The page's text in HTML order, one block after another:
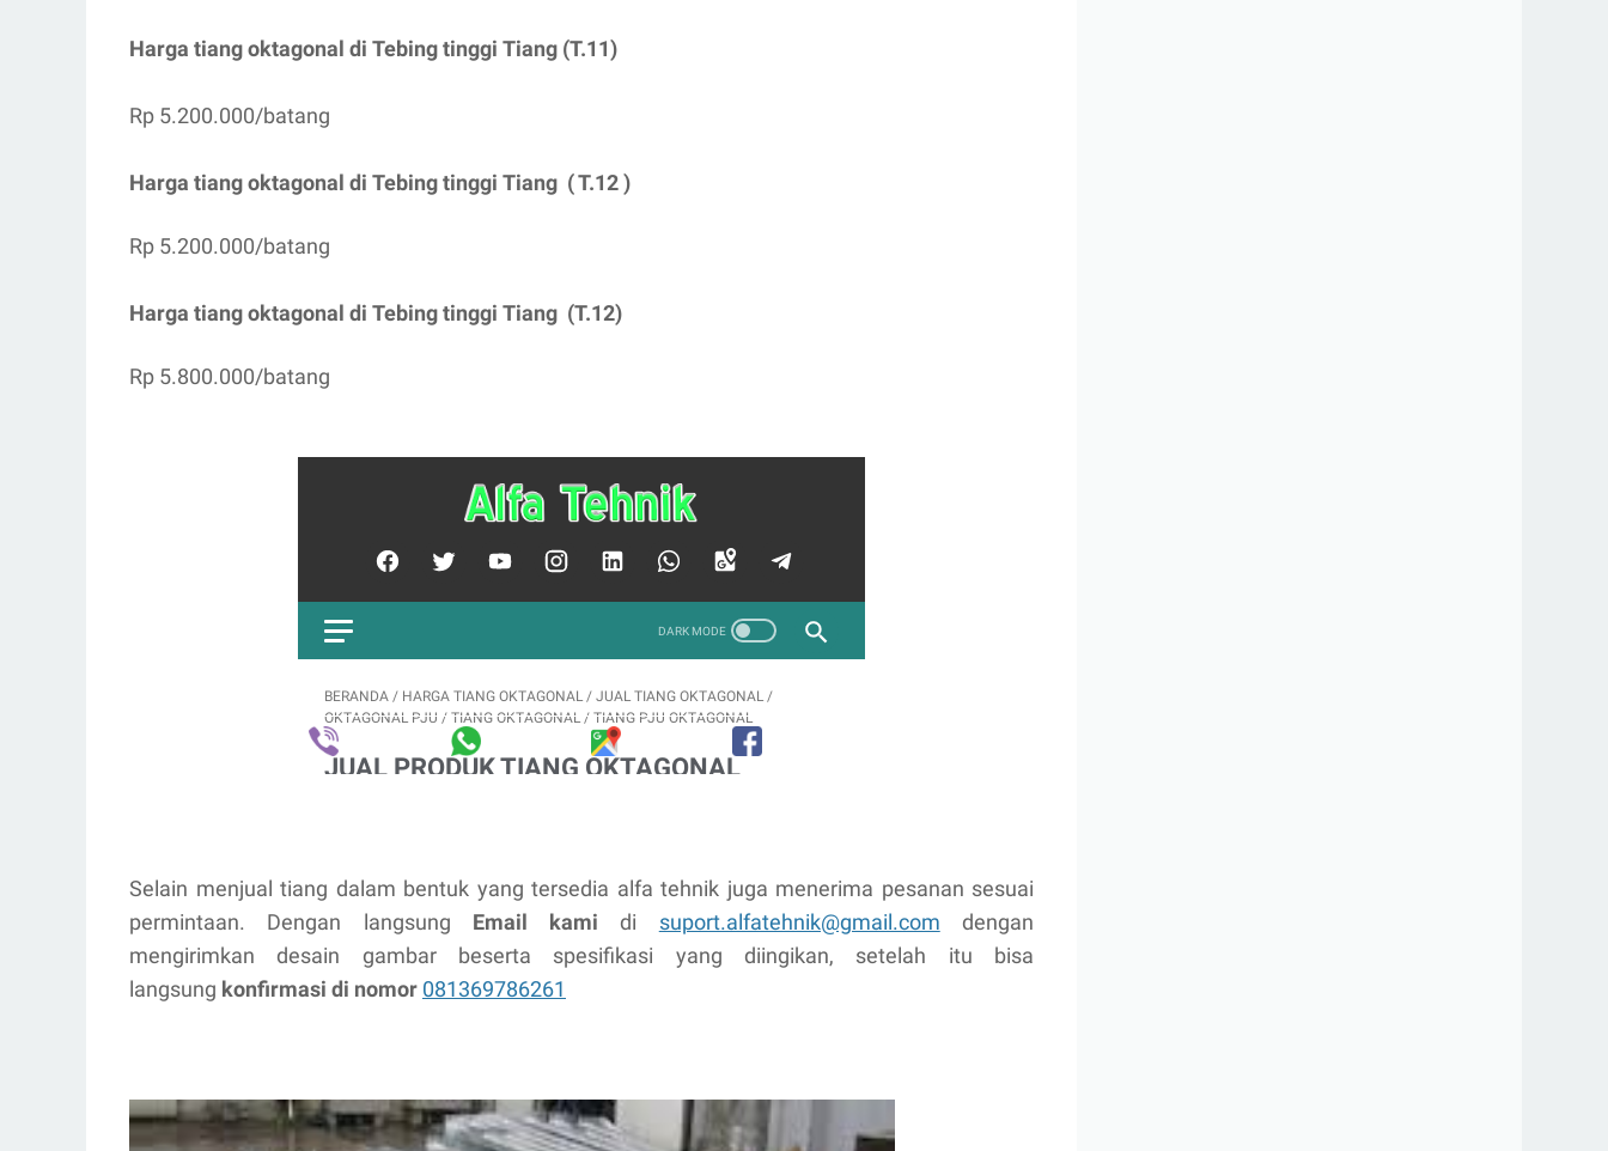
Harga tiang oktagonal di Tebing tinggi Tiang (T.11)
Rp 5.200.000/batang
Harga tiang oktagonal di Tebing tinggi Tiang ( T.12 )
Rp 5.200.000/batang
Harga tiang oktagonal di Tebing tinggi Tiang (T.12)
Rp 5.800.000/batang
Selain menjual tiang dalam bentuk yang tersedia alfa tehnik juga menerima pesanan sesuai
permintaan. Dengan langsung Email kami di suport.alfatehnik@gmail.com
dengan
mengirimkan desain gambar beserta spesifikasi yang diingikan, setelah itu bisa
langsung konfirmasi di nomor 081369786261